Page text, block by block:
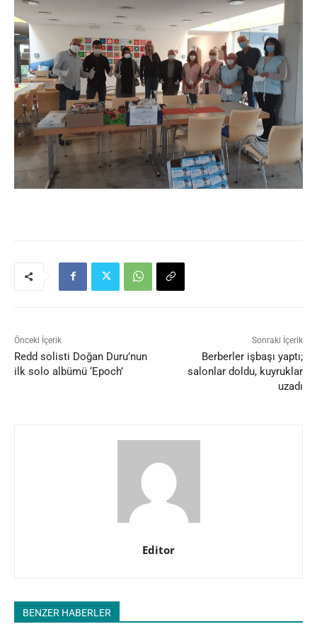
Önceki İçerik
Redd solisti Doğan Duru’nun
ilk solo albümü ‘Epoch’
Sonraki İçerik
Berberler işbaşı yaptı;
salonlar doldu, kuyruklar
uzadı
Editor
BENZER HABERLER